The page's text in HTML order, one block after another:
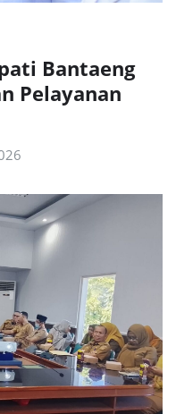
Bantaeng
Pelayanan